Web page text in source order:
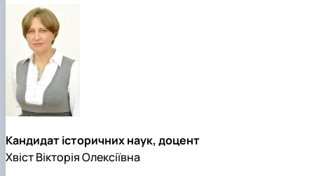
Кандидат історичних наук, доцент
Хвіст Вікторія Олексіївна